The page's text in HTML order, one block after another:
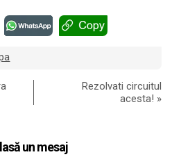
Rezolvati circuitul
acesta! »
un mesaj